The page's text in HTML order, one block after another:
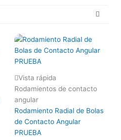
Vista rápida
Rodamientos de contacto
angular
Rodamiento Radial de Bolas
de Contacto Angular
PRUEBA